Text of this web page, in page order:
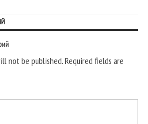
not be published. Required fields are